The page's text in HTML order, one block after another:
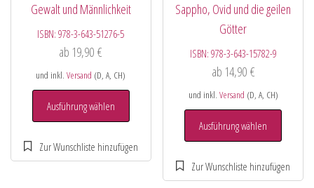
Gewalt und Männlichkeit
ISBN:978-3-643-51276-5
ab 19,90€
und inkl.Versand (D, A, CH)
Ausführung wählen
Sappho, Ovid und die geilen
Götter
ISBN: 978-3-643-15782-9
ab 14,90 €
und inkl. Versand (D, A, CH)
Ausführung wählen